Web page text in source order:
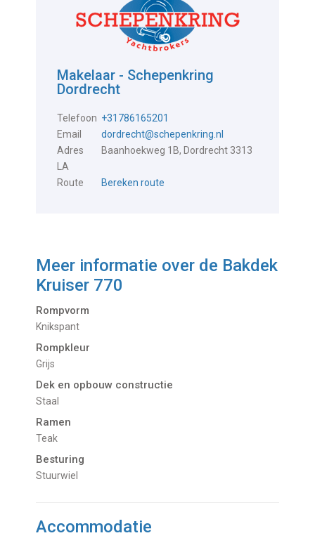
Makelaar - Schepenkring
Dordrecht
Telefoon +31786165201
Email
dordrecht@schepenkring.nl
Adres
Baanhoekweg 1B, Dordrecht 3313
LA
Route
Bereken route
Meer informatie over de Bakdek
Kruiser 770
Rompvorm
Knikspant
Rompkleur
Grijs
Dek en opbouw constructie
Staal
Ramen
Teak
Besturing
Stuurwiel
Accommodatie